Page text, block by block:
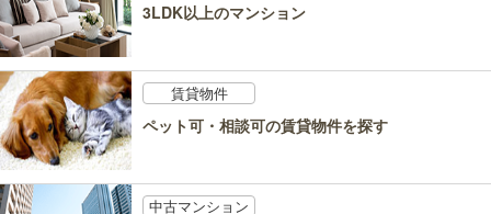
3LDK以上のマンション
賃貸物件
ペット可・相談可の賃貸物件を探す
中古マンション